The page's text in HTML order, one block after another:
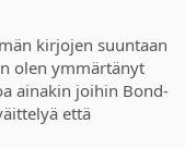
kirjojen suuntaan
olen ymmärtänyt
ainakin joihin Bond-
että